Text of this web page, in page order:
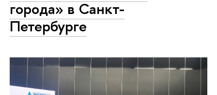
города» в Санкт-
Петербурге